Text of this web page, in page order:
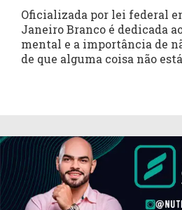
Oficializada por lei federal
Janeiro Branco é dedicada
mental e a importância de
de que alguma coisa não